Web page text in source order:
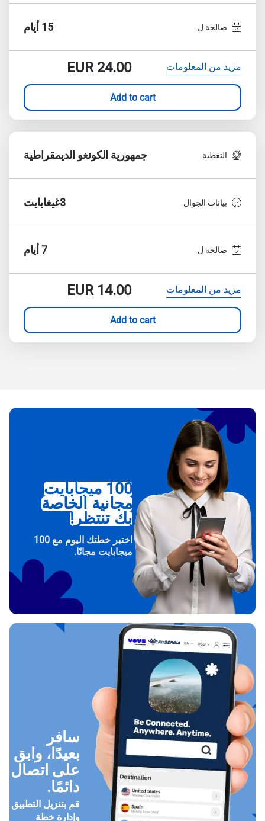
صالحة ل 15 أيام
مزيد من المعلومات EUR24.00
Add to cart
التغطية جمهورية الكونغو الديمقراطية
بيانات الجوال 3غيغابايت
صالحة ل 7 أيام
مزيد من المعلومات EUR14.00
Add to cart
100 ميجابايت
مجانية الخاصة
بك تنتظر!
اختبر خطتك اليوم مع 100
ميجابايت مجانًا.
سافر
بعيدًا، وابق
على اتصال
دائمًا.
قم بتنزيل التطبيق
وإدارة خطة